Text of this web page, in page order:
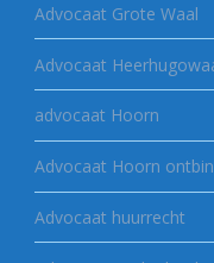
Advocaat Grote Waal
Advocaat
advocaat Hoorn
Advocaat Hoorn
Advocaat huurrecht